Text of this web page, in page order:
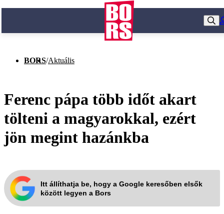
BORS/Aktuális
Ferenc pápa több időt akart
tölteni a magyarokkal, ezért
jön megint hazánkba
Itt állíthatja be, hogy a Google keresőben elsők
között legyen a Bors